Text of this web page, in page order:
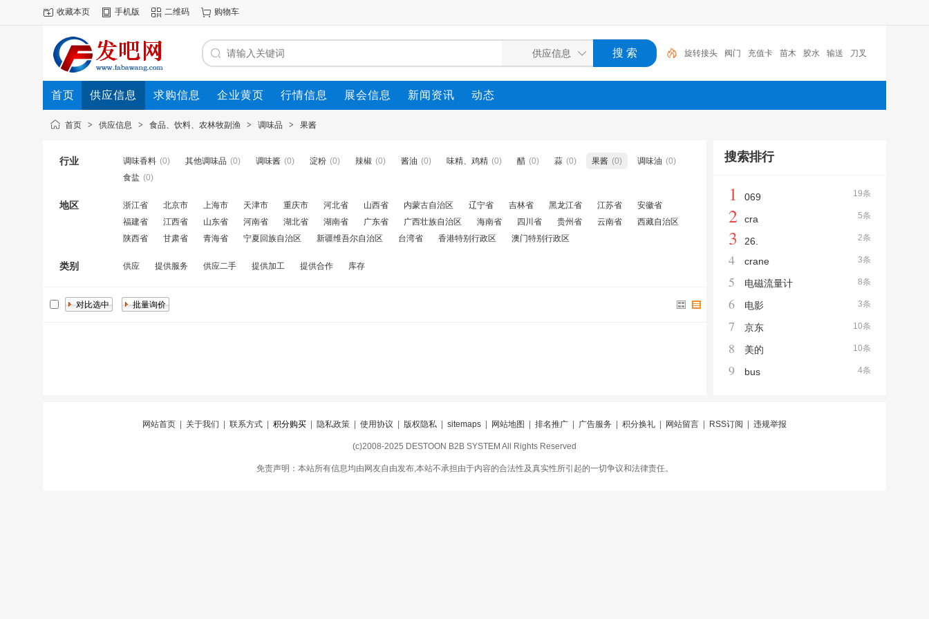
收藏本页 手机版 二维码 购物车
旋转接头 阀门 充值卡 苗木 胶水 输送 刀叉
胶带 隐形防护网 润滑油
首页 供应信息 求购信息 企业黄页 行情信息 展会信息 新闻资讯 动态
首页 > 供应信息 > 食品、饮料、农林牧副渔 > 调味品 > 果酱
行业 调味香料 (0) 其他调味品 (0) 调味酱 (0) 淀粉 (0) 辣椒 (0) 酱油 (0) 味精、鸡精 (0) 醋 (0) 蒜 (0) 果酱 (0) 调味油 (0)
食盐 (0)
地区 浙江省 北京市 上海市 天津市 重庆市 河北省 山西省 内蒙古自治区 辽宁省 吉林省 黑龙江省 江苏省
安徽省
福建省
江西省 山东省 河南省 湖北省 湖南省 广东省 广西壮族自治区 海南省 四川省 贵州省 云南省
西藏自治区
陕西省
甘肃省 青海省 宁夏回族自治区 新疆维吾尔自治区 台湾省 香港特别行政区 澳门特别行政区
类别 供应 提供服务 供应二手 提供加工 提供合作 库存
搜索排行
19条
1 069
5条
2 cra
2条
3 26.
3条
4 crane
8条
5 电磁流量计
3条
6 电影
10条
7 京东
10条
8 美的
4条
9 bus
网站首页 关于我们 联系方式 积分购买 隐私政策 使用协议 版权隐私 sitemaps 网站地图 排名推广 广告服务 积分换礼 网站留言 RSS订阅 违规举报
(c)2008-2025 DESTOON B2B SYSTEM All Rights Reserved
免责声明：本站所有信息均由网友自由发布,本站不承担由于内容的合法性及真实性所引起的一切争议和法律责任。